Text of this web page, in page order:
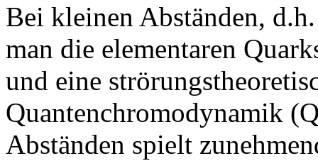
Bei kleinen Abständen,
man die elementaren
und eine
Quantenchromodynamik
Abständen spielt